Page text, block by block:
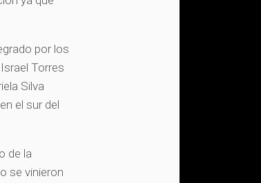
por los
Torres
Silva
el sur del
de la
se vinieron